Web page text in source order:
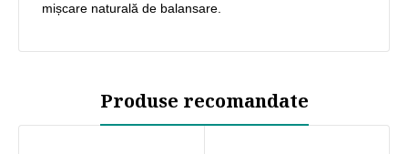
mișcare naturală de balansare.
Produse recomandate